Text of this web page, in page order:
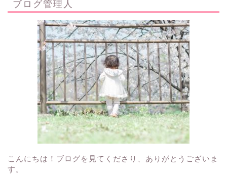
ブログ管理人
こんにちは！ブログを見てくださり、ありがとうございま
す。